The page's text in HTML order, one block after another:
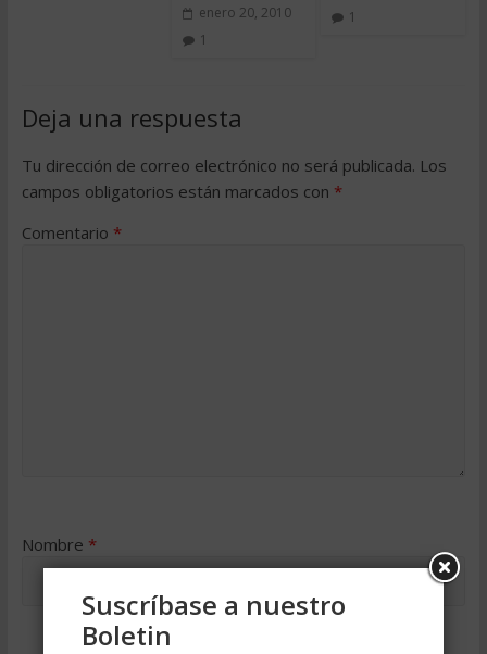
enero 20, 2010
1
1
Deja una respuesta
Tu dirección de correo electrónico no será publicada. Los
campos obligatorios están marcados con *
Comentario *
Nombre *
Suscríbase a nuestro
Boletin